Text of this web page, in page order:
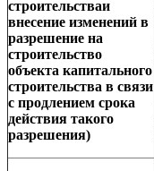
строительстваи
внесение изменений в
разрешение на
строительство
объекта капитального
строительства в связи
с продлением срока
действия такого
разрешения)